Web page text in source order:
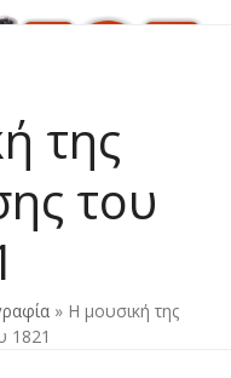
της
του
» Η μουσική της
1821